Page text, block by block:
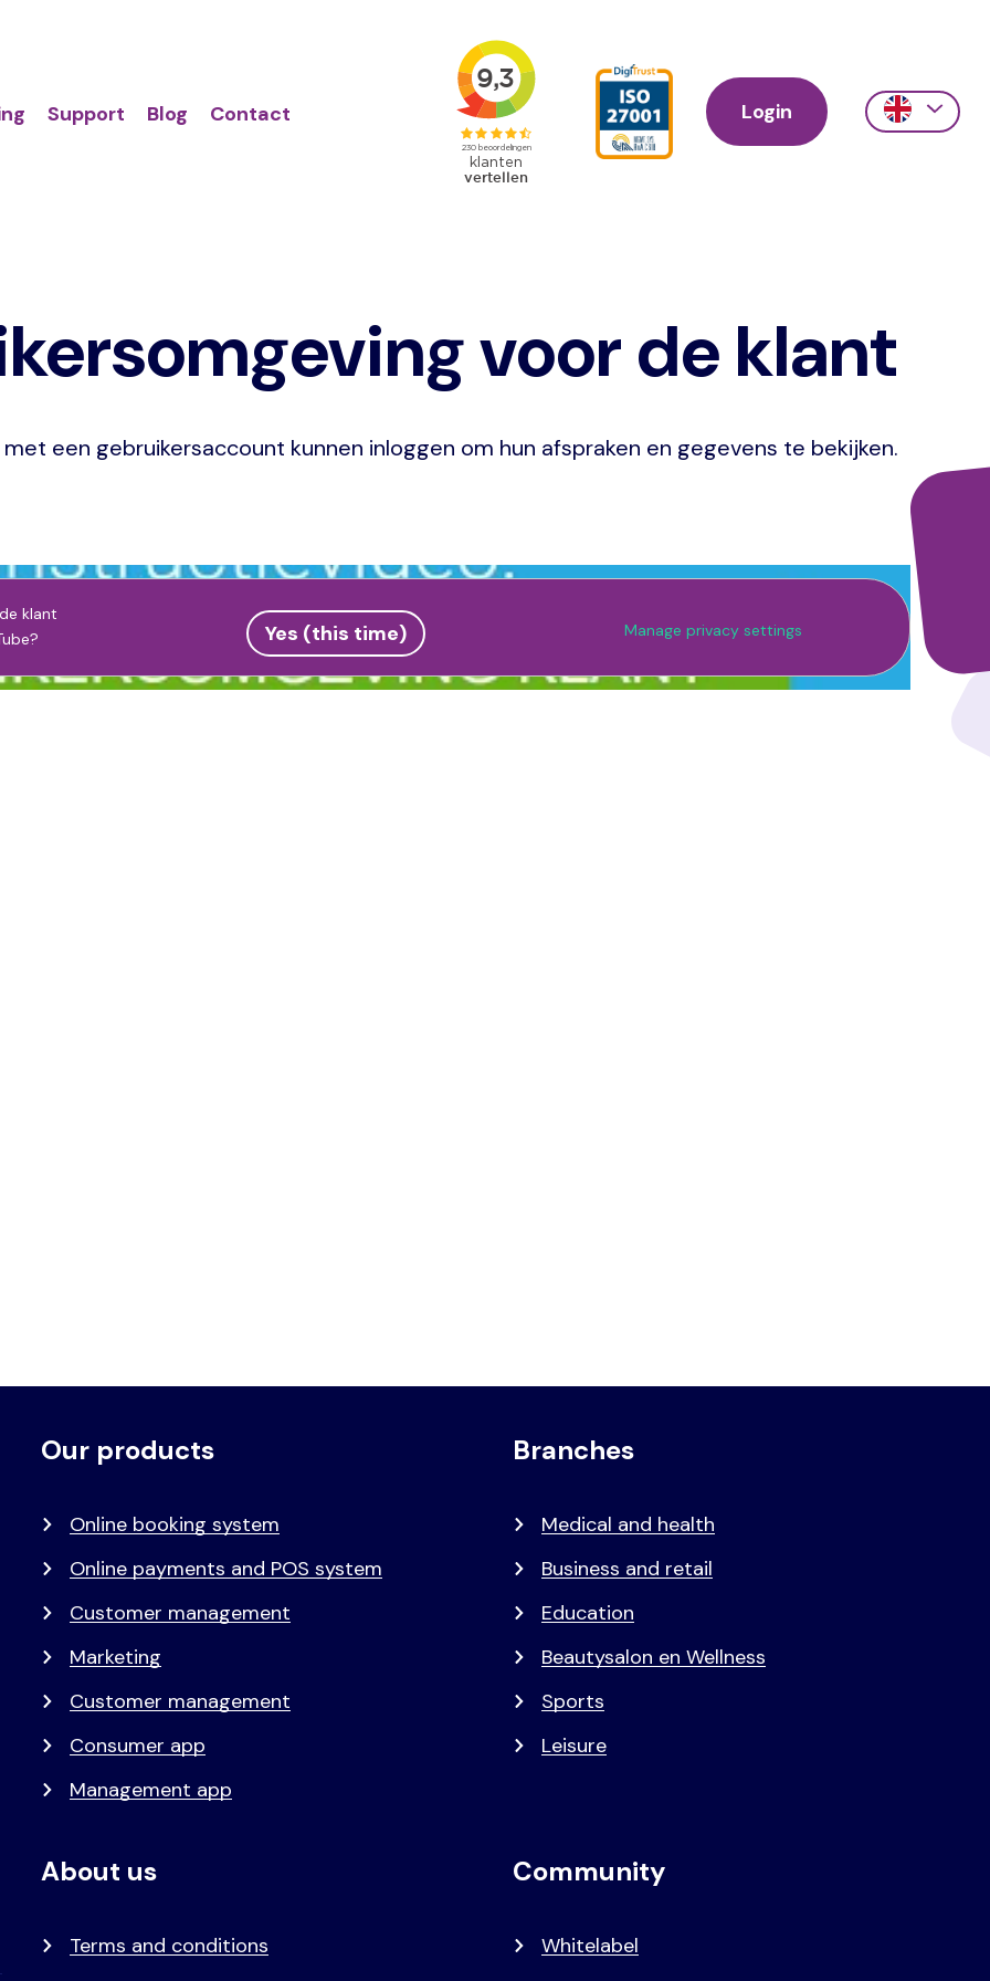
Support Blog Contact
Action
Primair
menu
Login
Action
voor de klant
een gebruikersaccount kunnen inloggen om hun afspraken en gegevens te bekijken.
klant
? Yes (this time) Manage privacy settings
Voet
Primair
Our products
Online booking system
Online payments and POS system
Customer management
Marketing
Customer management
Consumer app
Management app
Branches
Medical and health
Business and retail
Education
Beautysalon en Wellness
Sports
Leisure
About us
Terms and conditions
Community
Whitelabel